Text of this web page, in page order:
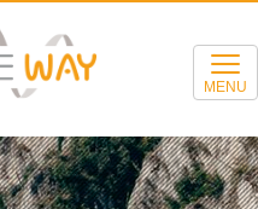
MENU